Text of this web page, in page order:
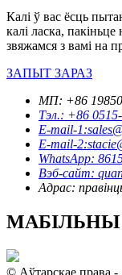
Калі ў вас ёсць
калі ласка,
звяжамся з вамі на
ЗАПЫТ ЗАРАЗ
МП: +86
Тэл.: +86
E-mail-
E-mail-
WhatsApp:
Вэб-сайт:
Адрас:
МАБІЛЬНЫ